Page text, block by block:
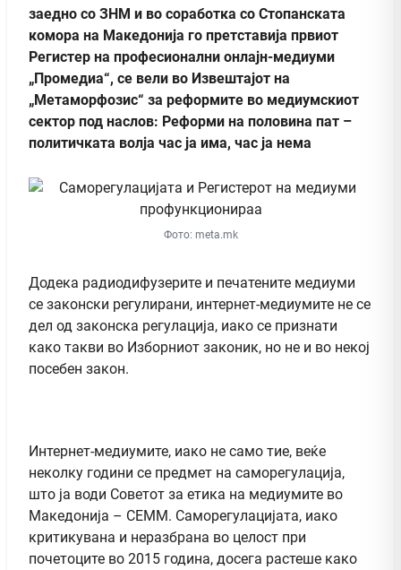
заедно со ЗНМ и во соработка со Стопанската
комора на Македонија го претставија првиот
Регистер на професионални онлајн-медиуми
„Промедиа“, се вели во Извештајот на
„Метаморфозис“ за реформите во медиумскиот
сектор под наслов: Реформи на половина пат –
политичката волја час ја има, час ја нема
Фото: meta.mk
Додека радиодифузерите и печатените медиуми
се законски регулирани, интернет-медиумите не се
дел од законска регулација, иако се признати
како такви во Изборниот законик, но не и во некој
посебен закон.
Интернет-медиумите, иако не само тие, веќе
неколку години се предмет на саморегулација,
што ја води Советот за етика на медиумите во
Македонија – СЕММ. Саморегулацијата, иако
критикувана и неразбрана во целост при
почетоците во 2015 година, досега растеше како